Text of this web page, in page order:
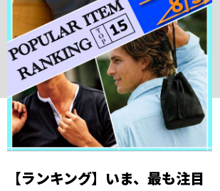
【ランキング】いま、最も注目